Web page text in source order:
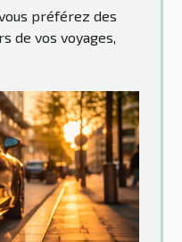
préférez des
de vos voyages,